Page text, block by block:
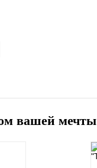
вашей мечты